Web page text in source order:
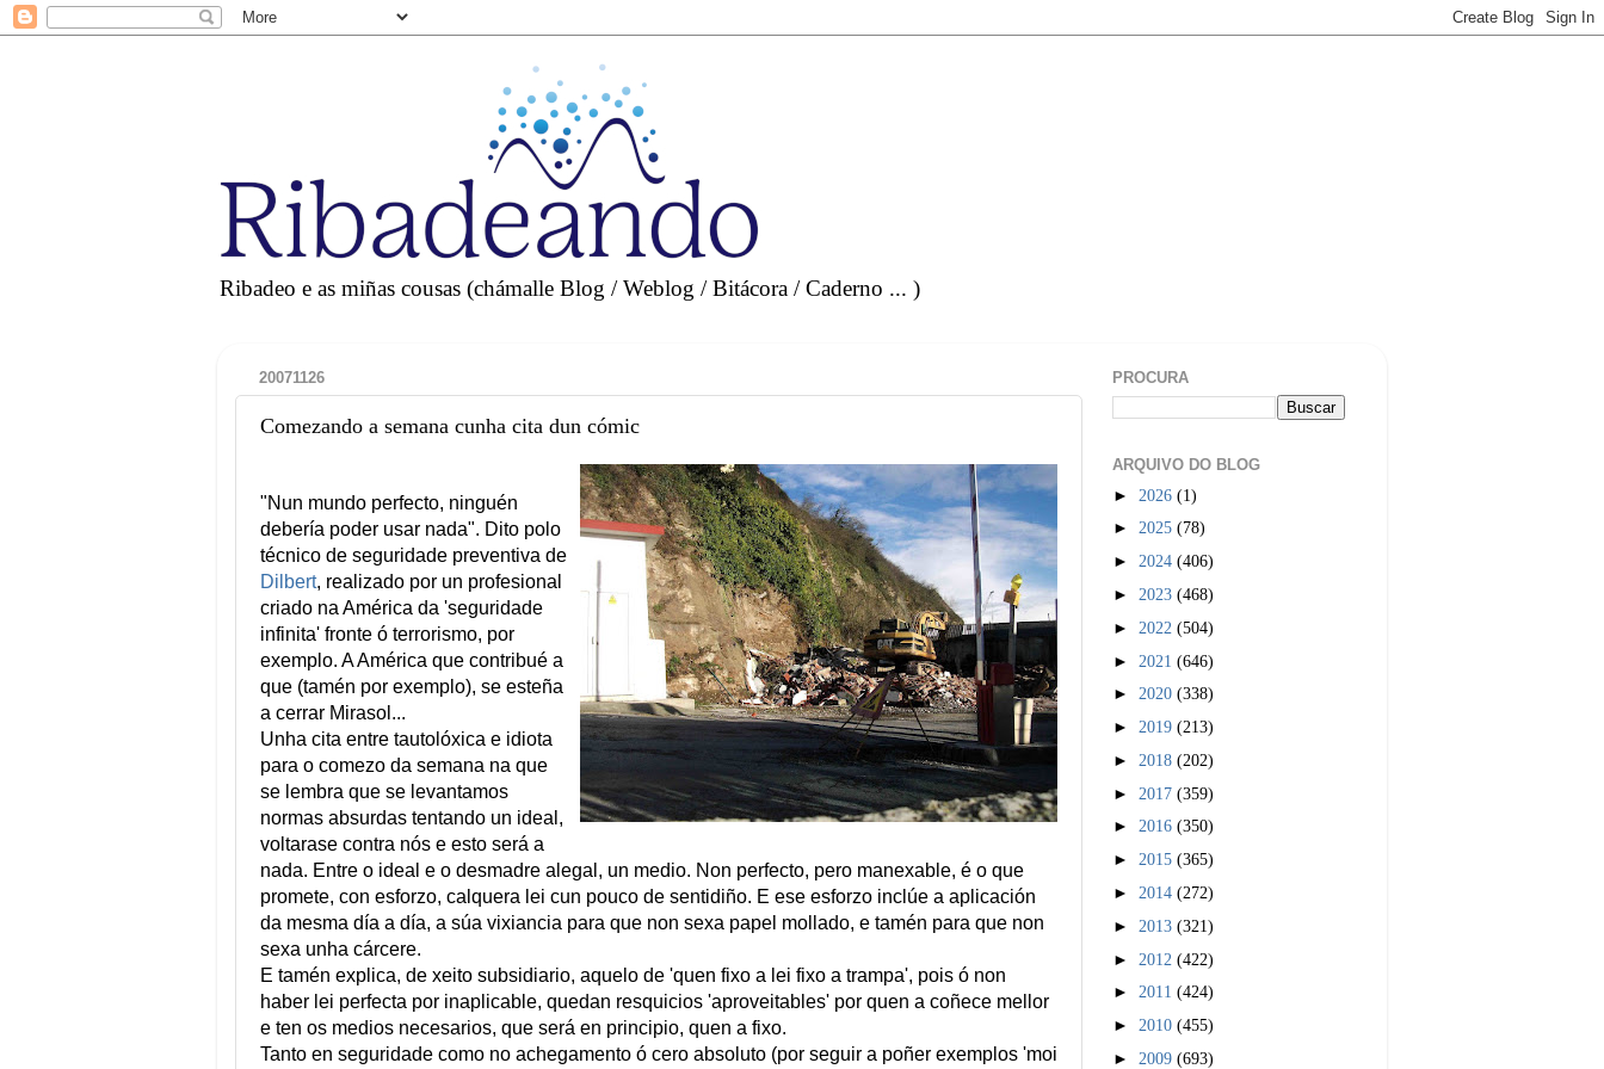
Ribadeo e as miñas cousas (chámalle Blog / Weblog / Bitácora / Caderno ... )
20071126
Comezando a semana cunha cita dun cómic
"Nun mundo perfecto, ninguén
debería poder usar nada". Dito polo
técnico de seguridade preventiva de
Dilbert, realizado por un profesional
criado na América da 'seguridade
infinita' fronte ó terrorismo, por
exemplo. A América que contribué a
que (tamén por exemplo), se esteña
a cerrar Mirasol...
Unha cita entre tautolóxica e idiota
para o comezo da semana na que
se lembra que se levantamos
normas absurdas tentando un ideal,
voltarase contra nós e esto será a
nada. Entre o ideal e o desmadre alegal, un medio. Non perfecto, pero manexable, é o que
promete, con esforzo, calquera lei cun pouco de sentidiño. E ese esforzo inclúe a aplicación
da mesma día a día, a súa vixiancia para que non sexa papel mollado, e tamén para que non
sexa unha cárcere.
E tamén explica, de xeito subsidiario, aquelo de 'quen fixo a lei fixo a trampa', pois ó non
haber lei perfecta por inaplicable, quedan resquicios 'aproveitables' por quen a coñece mellor
e ten os medios necesarios, que será en principio, quen a fixo.
Tanto en seguridade como no achegamento ó cero absoluto (por seguir a poñer exemplos 'moi
PROCURA
ARQUIVO DO BLOG
► 2026 (1)
► 2025 (78)
► 2024 (406)
► 2023 (468)
► 2022 (504)
► 2021 (646)
► 2020 (338)
► 2019 (213)
► 2018 (202)
► 2017 (359)
► 2016 (350)
► 2015 (365)
► 2014 (272)
► 2013 (321)
► 2012 (422)
► 2011 (424)
► 2010 (455)
► 2009 (693)